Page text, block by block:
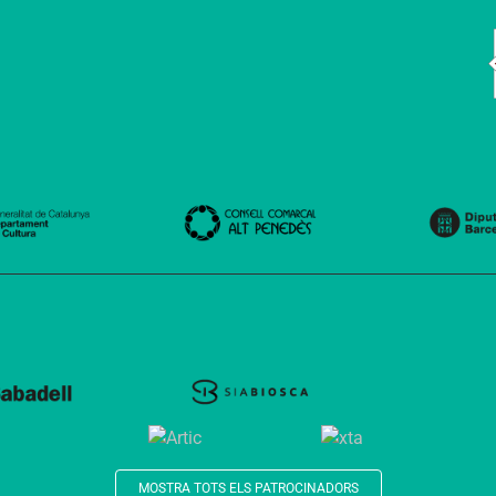
MOSTRA TOTS ELS PATROCINADORS